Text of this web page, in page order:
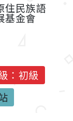
住民族語
基金會
：初級